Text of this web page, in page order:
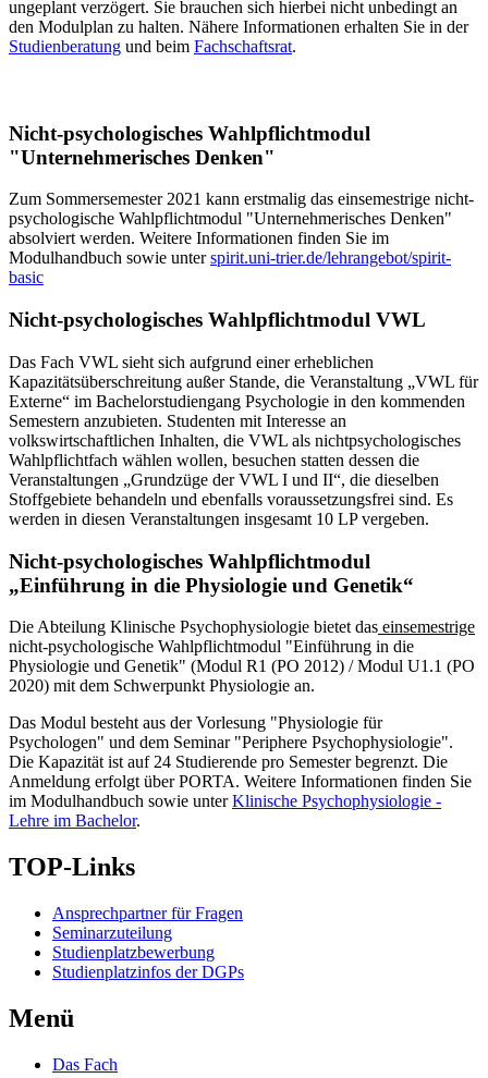
ungeplant verzögert. Sie brauchen sich hierbei nicht unbedingt an
den Modulplan zu halten. Nähere Informationen erhalten Sie in der
Studienberatung und beim Fachschaftsrat.
Nicht-psychologisches Wahlpflichtmodul
"Unternehmerisches Denken"
Zum Sommersemester 2021 kann erstmalig das einsemestrige nicht-
psychologische Wahlpflichtmodul "Unternehmerisches Denken"
absolviert werden. Weitere Informationen finden Sie im
Modulhandbuch sowie unterspirit.uni-trier.de/lehrangebot/spirit-
basic
Nicht-psychologisches Wahlpflichtmodul VWL
Das Fach VWL sieht sich aufgrund einer erheblichen
Kapazitätsüberschreitung außer Stande, die Veranstaltung „VWL für
Externe“ im Bachelorstudiengang Psychologie in den kommenden
Semestern anzubieten. Studenten mit Interesse an
volkswirtschaftlichen Inhalten, die VWL als nichtpsychologisches
Wahlpflichtfach wählen wollen, besuchen statten dessen die
Veranstaltungen „Grundzüge der VWL I und II“, die dieselben
Stoffgebiete behandeln und ebenfalls voraussetzungsfrei sind. Es
werden in diesen Veranstaltungen insgesamt 10 LP vergeben.
Nicht-psychologisches Wahlpflichtmodul
„Einführung in die Physiologie und Genetik“
Die Abteilung Klinische Psychophysiologie bietet das einsemestrige
nicht-psychologische Wahlpflichtmodul "Einführung in die
Physiologie und Genetik" (Modul R1 (PO 2012) / Modul U1.1 (PO
2020) mit dem Schwerpunkt Physiologie an.
Das Modul besteht aus der Vorlesung "Physiologie für
Psychologen" und dem Seminar "Periphere Psychophysiologie".
Die Kapazität ist auf 24 Studierende pro Semester begrenzt. Die
Anmeldung erfolgt über PORTA. Weitere Informationen finden Sie
im Modulhandbuch sowie unterKlinische Psychophysiologie -
Lehre im Bachelor.
TOP-Links
Ansprechpartner für Fragen
Seminarzuteilung
Studienplatzbewerbung
Studienplatzinfos der DGPs
Menü
Das Fach